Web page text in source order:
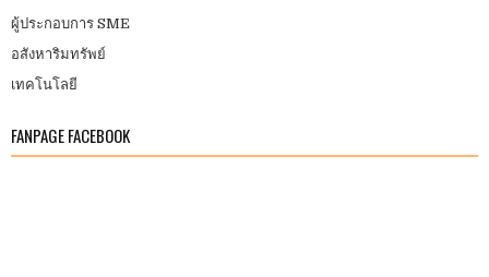
ผู้ประกอบการ SME
อสังหาริมทรัพย์
เทคโนโลยี
FANPAGE FACEBOOK